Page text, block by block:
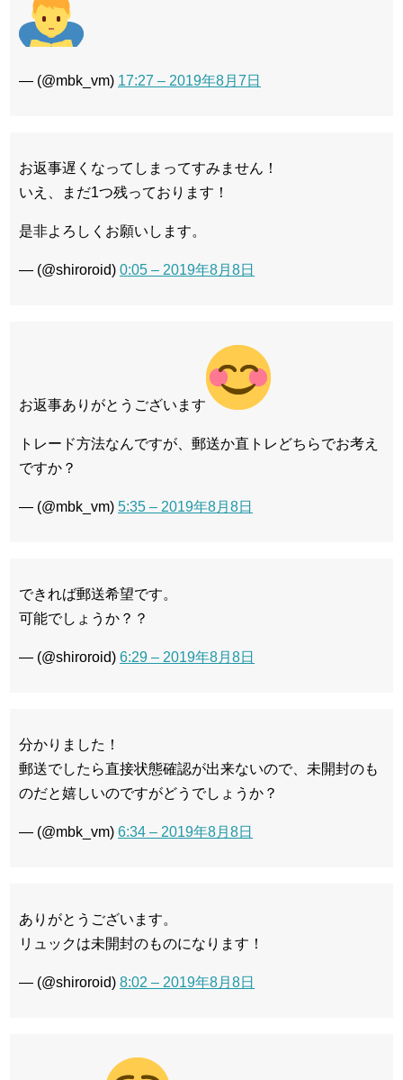
— (@mbk_vm) 17:27 – 2019年8月7日
お返事遅くなってしまってすみません！
いえ、まだ1つ残っております！
是非よろしくお願いします。
— (@shiroroid) 0:05 – 2019年8月8日
お返事ありがとうございます
トレード方法なんですが、郵送か直トレどちらでお考え
ですか？
— (@mbk_vm) 5:35 – 2019年8月8日
できれば郵送希望です。
可能でしょうか？？
— (@shiroroid) 6:29 – 2019年8月8日
分かりました！
郵送でしたら直接状態確認が出来ないので、未開封のも
のだと嬉しいのですがどうでしょうか？
— (@mbk_vm) 6:34 – 2019年8月8日
ありがとうございます。
リュックは未開封のものになります！
— (@shiroroid) 8:02 – 2019年8月8日